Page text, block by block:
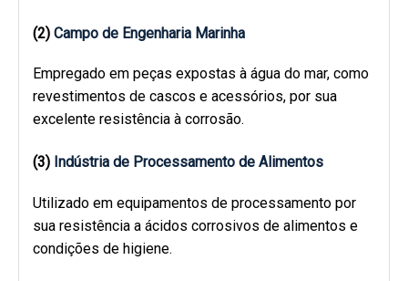
(2) Campo de Engenharia Marinha
Empregado em peças expostas à água do mar, como
revestimentos de cascos e acessórios, por sua
excelente resistência à corrosão.
(3) Indústria de Processamento de Alimentos
Utilizado em equipamentos de processamento por
sua resistência a ácidos corrosivos de alimentos e
condições de higiene.